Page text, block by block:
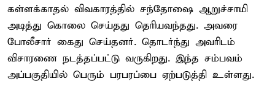
கள்ளக்காதல் விவகாரத்தில் சந்தோஷை ஆறுச்சாமி
அடித்து கொலை செய்தது தெரியவந்தது. அவரை
போலீசார் கைது செய்தனர். தொடர்ந்து அவரிடம்
விசாரணை நடத்தப்பட்டு வருகிறது. இந்த சம்பவம்
அப்பகுதியில் பெரும் பரபரப்பை ஏற்படுத்தி உள்ளது.